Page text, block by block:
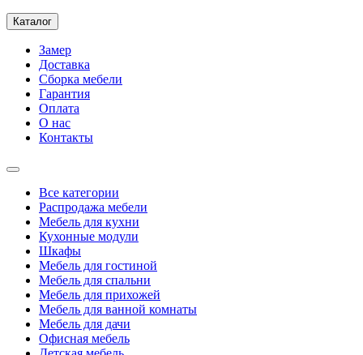
Каталог
Замер
Доставка
Сборка мебели
Гарантия
Оплата
О нас
Контакты
Все категории
Распродажа мебели
Мебель для кухни
Кухонные модули
Шкафы
Мебель для гостиной
Мебель для спальни
Мебель для прихожей
Мебель для ванной комнаты
Мебель для дачи
Офисная мебель